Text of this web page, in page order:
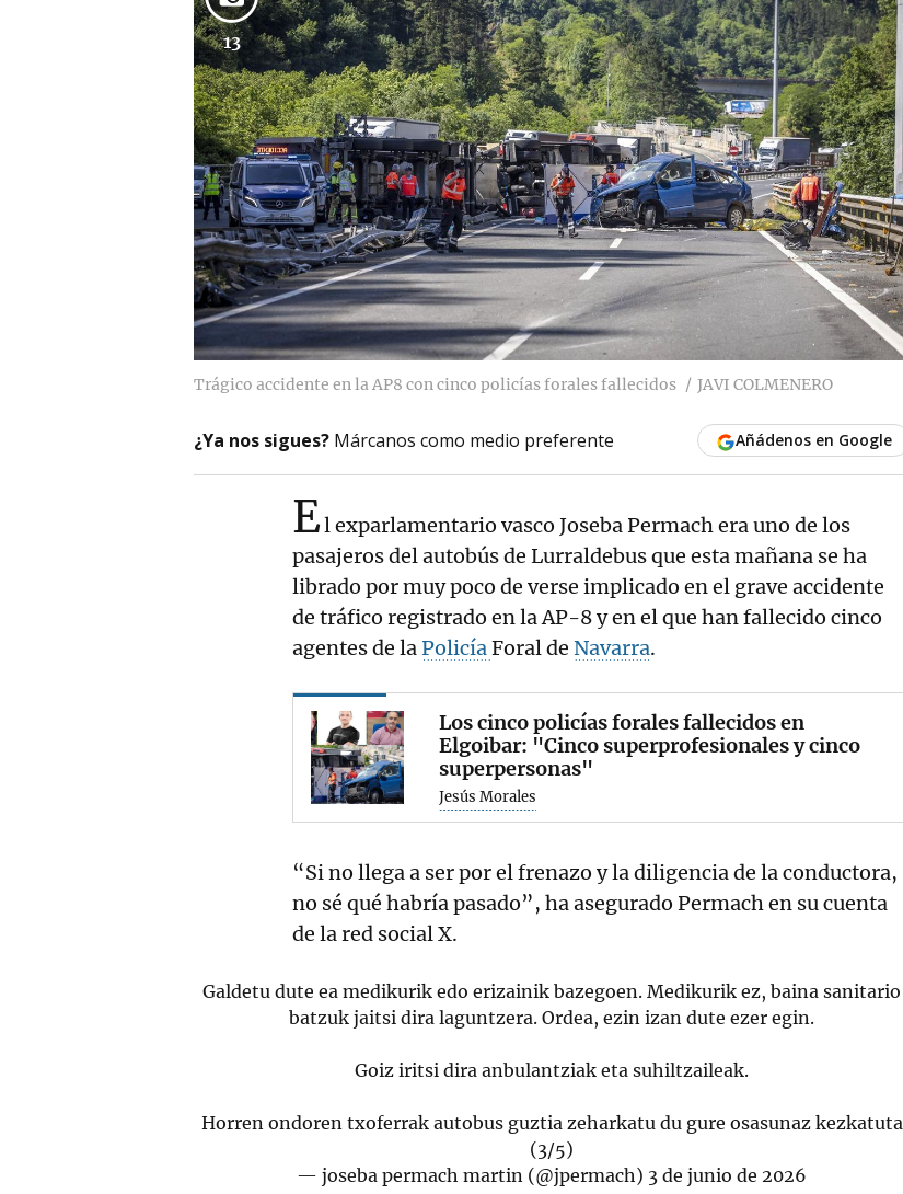
13
Trágico accidente en la AP8 con cinco policías forales fallecidos JAVI COLMENERO
¿Ya nos sigues? Márcanos como medio preferente Añádenos en Google
El exparlamentario vasco Joseba Permach era uno de los
pasajeros del autobús de Lurraldebus que esta mañana se ha
librado por muy poco de verse implicado en el grave accidente
de tráfico registrado en la AP-8 y en el que han fallecido cinco
agentes de laPolicíaForal de Navarra.
Los cinco policías forales fallecidos en
Elgoibar: "Cinco superprofesionales y cinco
superpersonas"
Jesús Morales
“Si no llega a ser por el frenazo y la diligencia de la conductora,
no sé qué habría pasado”, ha asegurado Permach en su cuenta
de la red social X.
Galdetu dute ea medikurik edo erizainik bazegoen. Medikurik ez, baina sanitario
batzuk jaitsi dira laguntzera. Ordea, ezin izan dute ezer egin.
Goiz iritsi dira anbulantziak eta suhiltzaileak.
Horren ondoren txoferrak autobus guztia zeharkatu du gure osasunaz kezkatuta
(3/5)
— joseba permach martin (@jpermach) 3 de junio de 2026